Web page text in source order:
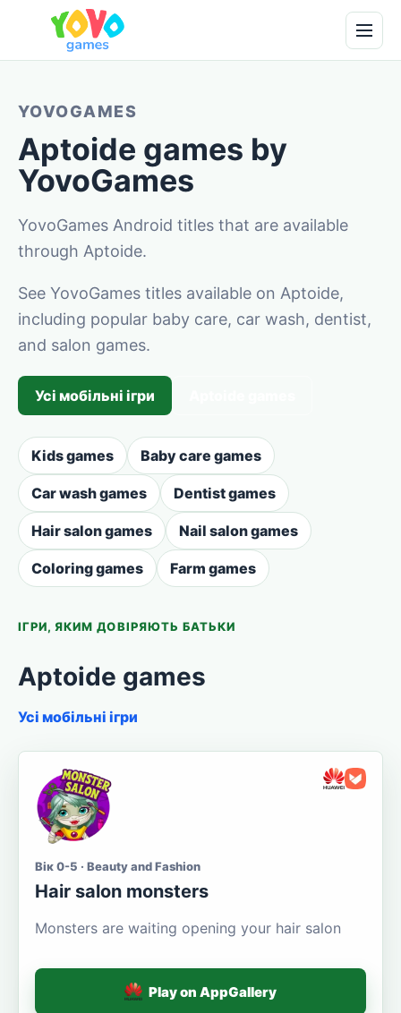
YOVOGAMES
Aptoide games by
YovoGames
YovoGames Android titles that are available
through Aptoide.
See YovoGames titles available on Aptoide,
including popular baby care, car wash, dentist,
and salon games.
Усі мобільні ігри
Kids games Baby care games
Car wash games Dentist games
Hair salon games Nail salon games
Coloring games Farm games
ІГРИ, ЯКИМ ДОВІРЯЮТЬ БАТЬКИ
Aptoide games
Усі мобільні ігри
Вік 0-5 · Beauty and Fashion
Hair salon monsters
Monsters are waiting opening your hair salon
Play on AppGallery